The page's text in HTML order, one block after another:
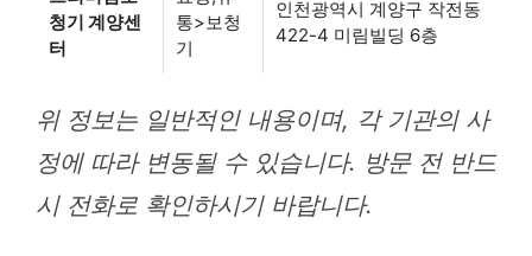
청기 계양센
터
통>보청
기
인천광역시 계양구 작전동
422-4 미림빌딩 6층
위 정보는 일반적인 내용이며, 각 기관의 사
정에 따라 변동될 수 있습니다. 방문 전 반드
시 전화로 확인하시기 바랍니다.